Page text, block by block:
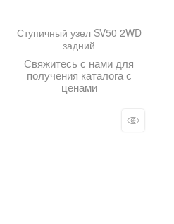
Ступичный узел SV50 2WD
задний
Свяжитесь с нами для
получения каталога с
ценами